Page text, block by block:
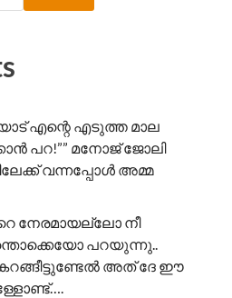
എന്റെ എടുത്ത മാല
പറ!”” ​മനോജ് ജോലി
വന്നപ്പോൾ അമ്മ
നേരമായല്ലോ നീ
പറയുന്നു..
അത് ദേ ഈ